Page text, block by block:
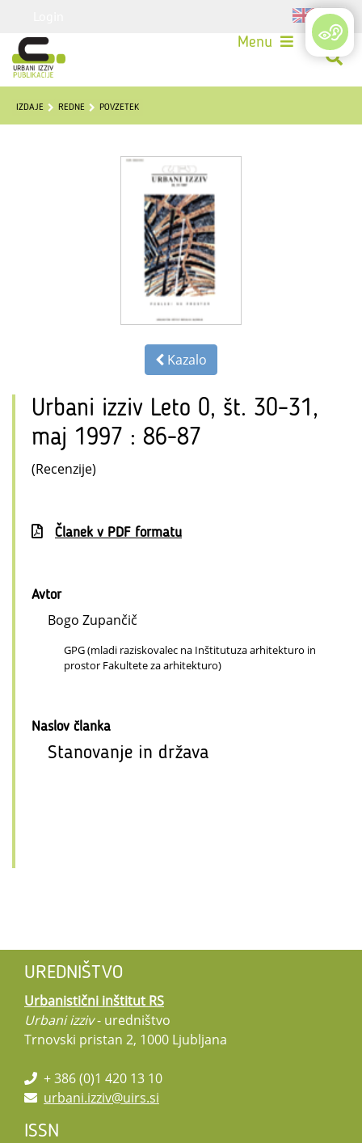
Menu
IZDAJE REDNE POVZETEK
Kazalo
Urbani izziv Leto 0, št. 30–31,
maj 1997 : 86-87
(Recenzije)
Članek v PDF formatu
Avtor
Bogo Zupančič
GPG (mladi raziskovalec na Inštitutuza arhitekturo in
prostor Fakultete za arhitekturo)
Naslov članka
Stanovanje in država
UREDNIŠTVO
Urbanistični inštitut RS
Urbani izziv- uredništvo
Trnovski pristan 2, 1000 Ljubljana
+ 386 (0)1 420 13 10
urbani.izziv@uirs.si
ISSN